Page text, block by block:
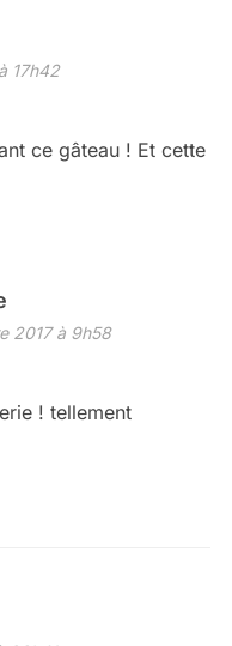
17h42
ce gâteau ! Et cette
2017 à 9h58
! tellement